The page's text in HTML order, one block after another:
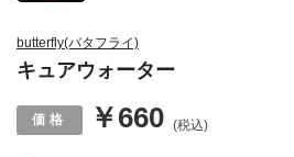
butterfly(バタフライ)
キュアウォーター
￥660 (税込)